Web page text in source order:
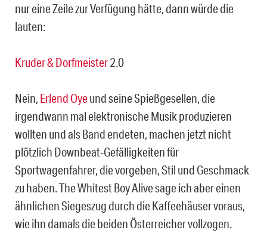
nur eine Zeile zur Verfügung hätte, dann würde die
lauten:
Kruder & Dorfmeister2.0
Nein, Erlend Oyeund seine Spießgesellen, die
irgendwann mal elektronische Musik produzieren
wollten und als Band endeten, machen jetzt nicht
plötzlich Downbeat-Gefälligkeiten für
Sportwagenfahrer, die vorgeben, Stil und Geschmack
zu haben. The Whitest Boy Alive sage ich aber einen
ähnlichen Siegeszug durch die Kaffeehäuser voraus,
wie ihn damals die beiden Österreicher vollzogen.